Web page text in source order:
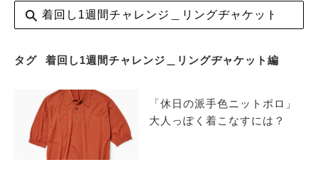
タグ 着回し1週間チャレンジ＿リングヂャケット編
「休日の派手色ニットポロ」
大人っぽく着こなすには？
CAR&BIKE
LIFESTYLE
COLUMN
MAGAZINE
ABOUT SITE